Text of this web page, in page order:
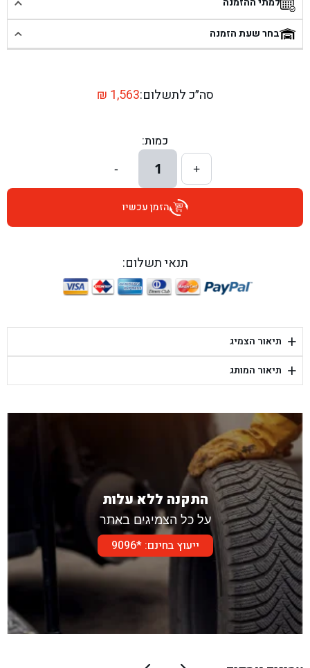
בן גל - שכונת אזור תעשייה זעירה, עיילבון - עיילבון
בן גל - דרך השבעה 20, אזור - אזור
בן גל - הרצל 6, גדרה - גדרה
בן גל - שדרות דוד בן גוריון 8, באר שבע - באר שבע
בן גל - היובלים 26, הוד השרון - הוד השרון
בן גל - יפת 88, תל אביב יפו - תל אביב
בן גל - דור אלון הר טוב - בית שמש
בחר שעת הזמנה
סה״כ לתשלום: ₪ 1,563
כמות:
+
1
-
הזמן עכשיו
תנאי תשלום:
+ תיאור הצמיג
+ תיאור המותג
התקנה ללא עלות
על כל הצמיגים באתר
ייעוץ בחינם: *9096